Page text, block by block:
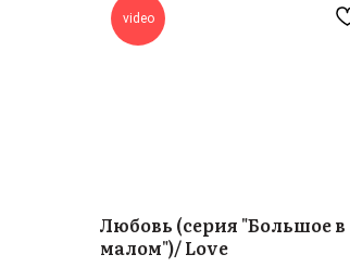
video
Любовь (серия "Большое в
малом")/ Love